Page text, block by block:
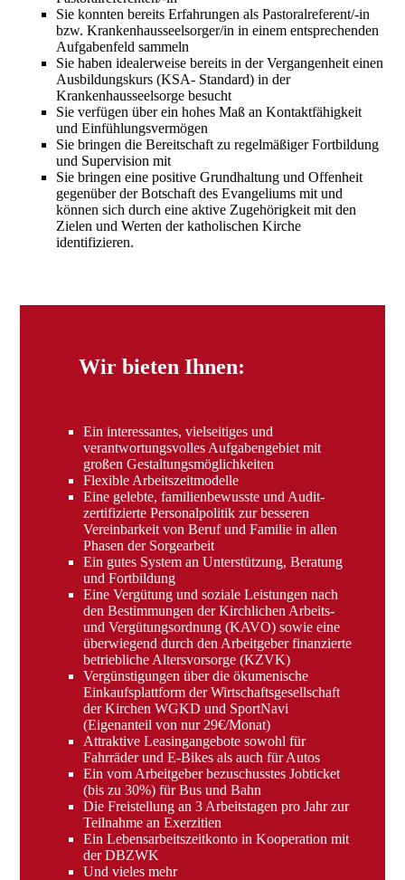
Sie konnten bereits Erfahrungen als Pastoralreferent/-in
bzw. Krankenhausseelsorger/in in einem entsprechenden
Aufgabenfeld sammeln
Sie haben idealerweise bereits in der Vergangenheit einen
Ausbildungskurs (KSA- Standard) in der
Krankenhausseelsorge besucht
Sie verfügen über ein hohes Maß an Kontaktfähigkeit
und Einfühlungsvermögen
Sie bringen die Bereitschaft zu regelmäßiger Fortbildung
und Supervision mit
Sie bringen eine positive Grundhaltung und Offenheit
gegenüber der Botschaft des Evangeliums mit und
können sich durch eine aktive Zugehörigkeit mit den
Zielen und Werten der katholischen Kirche
identifizieren.
Wir bieten Ihnen:
Ein interessantes, vielseitiges und
verantwortungsvolles Aufgabengebiet mit
großen Gestaltungsmöglichkeiten
Flexible Arbeitszeitmodelle
Eine gelebte, familienbewusste und Audit-
zertifizierte Personalpolitik zur besseren
Vereinbarkeit von Beruf und Familie in allen
Phasen der Sorgearbeit
Ein gutes System an Unterstützung, Beratung
und Fortbildung
Eine Vergütung und soziale Leistungen nach
den Bestimmungen der Kirchlichen Arbeits-
und Vergütungsordnung (KAVO) sowie eine
überwiegend durch den Arbeitgeber finanzierte
betriebliche Altersvorsorge (KZVK)
Vergünstigungen über die ökumenische
Einkaufsplattform der Wirtschaftsgesellschaft
der Kirchen WGKD und SportNavi
(Eigenanteil von nur 29€/Monat)
Attraktive Leasingangebote sowohl für
Fahrräder und E-Bikes als auch für Autos
Ein vom Arbeitgeber bezuschusstes Jobticket
(bis zu 30%) für Bus und Bahn
Die Freistellung an 3 Arbeitstagen pro Jahr zur
Teilnahme an Exerzitien
Ein Lebensarbeitszeitkonto in Kooperation mit
der DBZWK
Und vieles mehr